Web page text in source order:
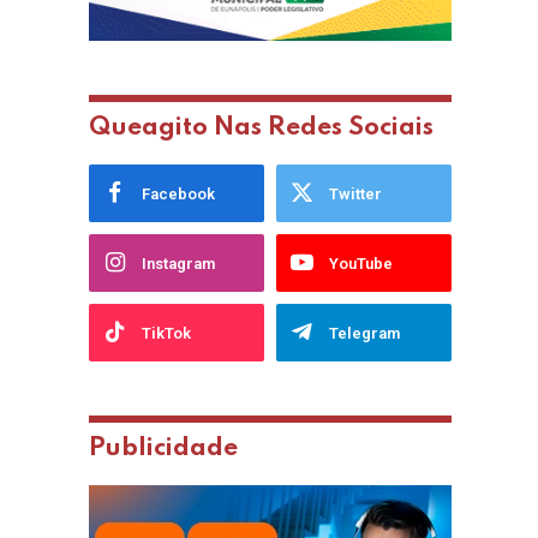
Queagito Nas Redes Sociais
Facebook Twitter
Instagram YouTube
TikTok Telegram
Publicidade